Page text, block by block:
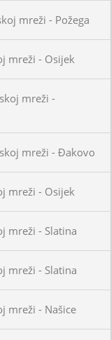
mreži - Požega
mreži - Osijek
mreži -
mreži - Đakovo
mreži - Osijek
mreži - Slatina
mreži - Slatina
mreži - Našice